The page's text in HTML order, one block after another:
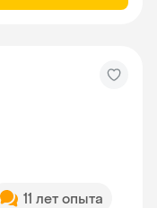
11 лет опыта